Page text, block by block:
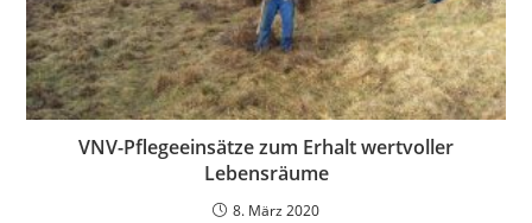
VNV-Pflegeeinsätze zum Erhalt wertvoller
Lebensräume
8. März 2020